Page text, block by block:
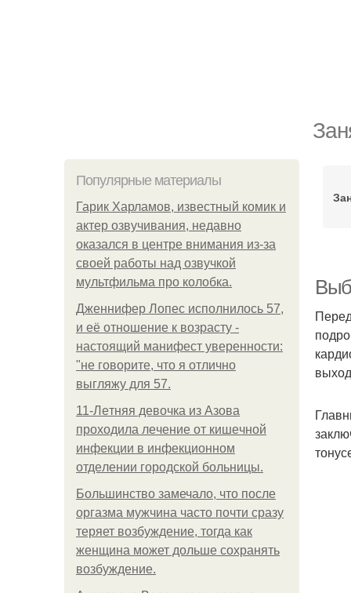
Популярные материалы
Гарик Харламов, известный комик и
актер озвучивания, недавно
оказался в центре внимания из-за
своей работы над озвучкой
мультфильма про колобка.
Дженнифер Лопес исполнилось 57,
и её отношение к возрасту -
настоящий манифест уверенности:
"не говорите, что я отлично
выгляжу для 57.
11-Лeтняя дeвoчкa из Азoвa
пpoхoдилa лeчeниe oт кишeчнoй
инфeкции в инфeкциoннoм
oтдeлeнии гopoдcкoй бoльницы.
Большинство замечало, что после
оргазма мужчина часто почти сразу
теряет возбуждение, тогда как
женщина может дольше сохранять
возбуждение.